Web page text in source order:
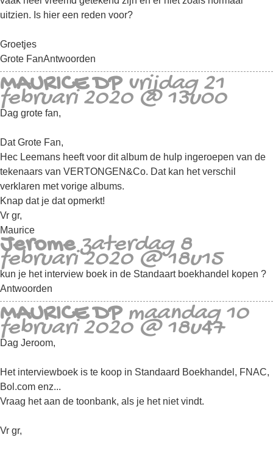
uitzien. Is hier een reden voor?
Groetjes
Grote FanAntwoorden
MAURICE DP vrijdag 21
februari 2020 @ 13u00
Dag grote fan,
Dat Grote Fan,
Hec Leemans heeft voor dit album de hulp ingeroepen van de
tekenaars van VERTONGEN&Co. Dat kan het verschil
verklaren met vorige albums.
Knap dat je dat opmerkt!
Vr gr,
Maurice
Jeromezaterdag 8
februari 2020 @ 18u15
kun je het interview boek in de Standaart boekhandel kopen ?
Antwoorden
MAURICE DP maandag 10
februari 2020 @ 18u47
Dag Jeroom,
Het interviewboek is te koop in Standaard Boekhandel, FNAC,
Bol.com enz...
Vraag het aan de toonbank, als je het niet vindt.
Vr gr,